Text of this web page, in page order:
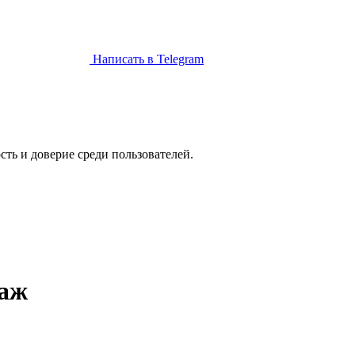
Написать в Telegram
и доверие среди пользователей.